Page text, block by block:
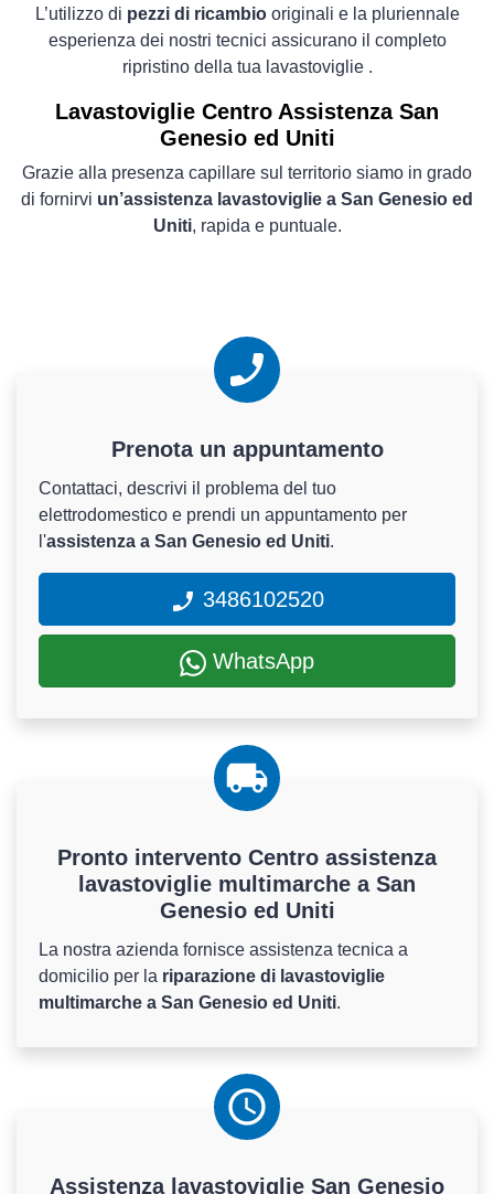
L’utilizzo di pezzi di ricambio originali e la pluriennale
esperienza dei nostri tecnici assicurano il completo
ripristino della tua lavastoviglie .
Lavastoviglie Centro Assistenza San
Genesio ed Uniti
Grazie alla presenza capillare sul territorio siamo in grado
di fornirvi un’assistenza lavastoviglie a San Genesio ed
Uniti, rapida e puntuale.
Prenota un appuntamento
Contattaci, descrivi il problema del tuo
elettrodomestico e prendi un appuntamento per
l'assistenza a San Genesio ed Uniti.
3486102520
WhatsApp
Pronto intervento Centro assistenza
lavastoviglie multimarche a San
Genesio ed Uniti
La nostra azienda fornisce assistenza tecnica a
domicilio per la riparazione di lavastoviglie
multimarche a San Genesio ed Uniti.
Assistenza lavastoviglie San Genesio